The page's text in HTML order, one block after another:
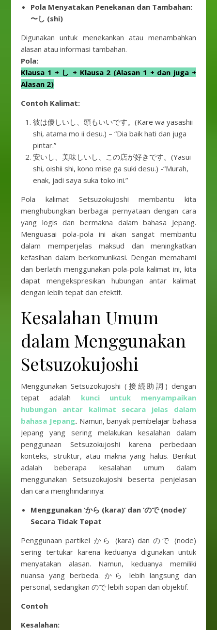
Pola Menyatakan Penekanan dan Tambahan:
〜し (shi)
Digunakan untuk menekankan atau menambahkan
alasan atau informasi tambahan.
Pola:
Klausa 1 + し + Klausa 2 (Alasan 1 + dan juga +
Alasan 2)
Contoh Kalimat:
彼は優しいし、頭もいいです。(Kare wa yasashii
shi, atama mo ii desu.) – “Dia baik hati dan juga
pintar.”
安いし、美味しいし、この店が好きです。(Yasui
shi, oishii shi, kono mise ga suki desu.) -“Murah,
enak, jadi saya suka toko ini.”
Pola kalimat Setsuzokujoshi membantu kita
menghubungkan berbagai pernyataan dengan cara
yang logis dan bermakna dalam bahasa Jepang.
Menguasai pola-pola ini akan sangat membantu
dalam memperjelas maksud dan meningkatkan
kefasihan dalam berkomunikasi. Dengan memahami
dan berlatih menggunakan pola-pola kalimat ini, kita
dapat mengekspresikan hubungan antar kalimat
dengan lebih tepat dan efektif.
Kesalahan Umum
dalam Menggunakan
Setsuzokujoshi
Menggunakan Setsuzokujoshi (接続助詞) dengan
tepat adalah kunci untuk menyampaikan
hubungan antar kalimat secara jelas dalam
bahasa Jepang. Namun, banyak pembelajar bahasa
Jepang yang sering melakukan kesalahan dalam
penggunaan Setsuzokujoshi karena perbedaan
konteks, struktur, atau makna yang halus. Berikut
adalah beberapa kesalahan umum dalam
menggunakan Setsuzokujoshi beserta penjelasan
dan cara menghindarinya:
Menggunakan ‘から (kara)’ dan ‘ので (node)’
Secara Tidak Tepat
Penggunaan partikel から (kara) dan ので (node)
sering tertukar karena keduanya digunakan untuk
menyatakan alasan. Namun, keduanya memiliki
nuansa yang berbeda. から lebih langsung dan
personal, sedangkan ので lebih sopan dan objektif.
Contoh
Kesalahan: